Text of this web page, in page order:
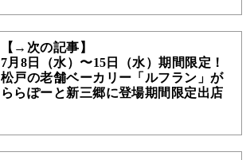
【→次の記事】
7月8日（水）〜15日（水）期間限定！
松戸の老舗ベーカリー「ルフラン」が
ららぽーと新三郷に登場期間限定出店